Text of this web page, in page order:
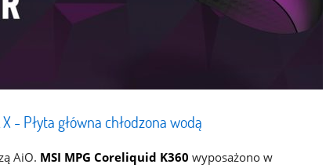
- Płyta główna chłodzona wodą
AiO. MSI MPG Coreliquid K360 wyposażono w